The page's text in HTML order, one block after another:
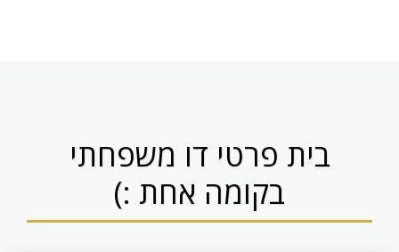
בית פרטי דו משפחתי
בקומה אחת :)